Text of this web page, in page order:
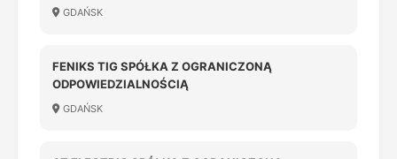
GDAŃSK
FENIKS TIG SPÓŁKA Z OGRANICZONĄ
ODPOWIEDZIALNOŚCIĄ
GDAŃSK